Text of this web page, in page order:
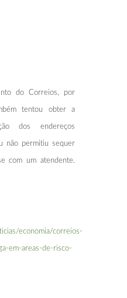
do Correios, por
tentou obter a
dos endereços
não permitiu sequer
com um atendente.
economia/correios-
em-areas-de-risco-